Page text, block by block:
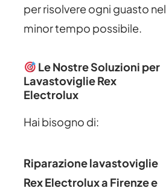
per risolvere ogni guasto nel
minor tempo possibile.
Le Nostre Soluzioni per
Lavastoviglie Rex
Electrolux
Hai bisogno di:
Riparazione lavastoviglie
Rex Electrolux a Firenze e